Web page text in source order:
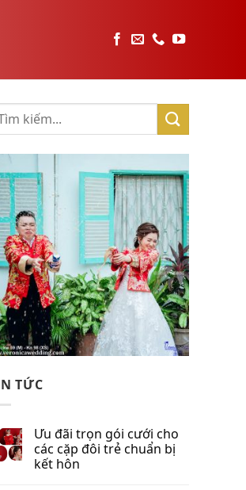
TỨC
Ưu đãi trọn gói cưới cho
các cặp đôi trẻ chuẩn bị
kết hôn